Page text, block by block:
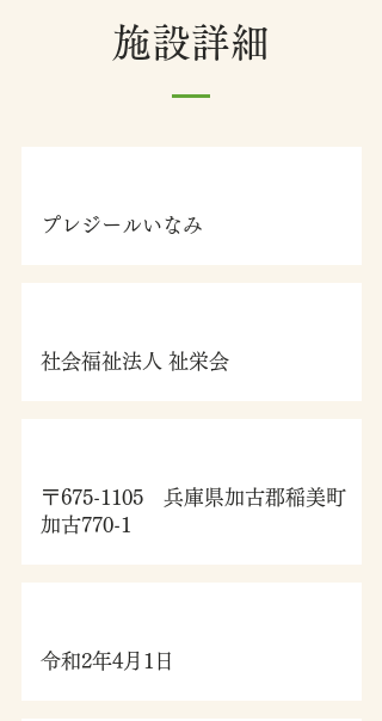
​施設詳細
プレジールいなみ
社会福祉法人 祉栄会
〒675-1105 兵庫県加古郡稲美町
加古770-1
令和2年4月1日